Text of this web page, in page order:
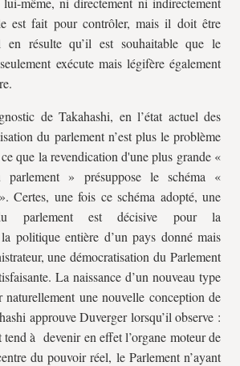
fait pour contrôler, mais il doit être
résulte qu’il est souhaitable que le
exécute mais légifère également
de Takahashi, en l’état actuel des
du parlement n’est plus le problème
que la revendication d'une plus grande «
parlement » présuppose le schéma «
Certes, une fois ce schéma adopté, une
du parlement est décisive pour la
politique entière d’un pays donné mais
une démocratisation du Parlement
La naissance d’un nouveau type
naturellement une nouvelle conception de
approuve Duverger lorsqu’il observe :
à devenir en effet l’organe moteur de
du pouvoir réel, le Parlement n’ayant